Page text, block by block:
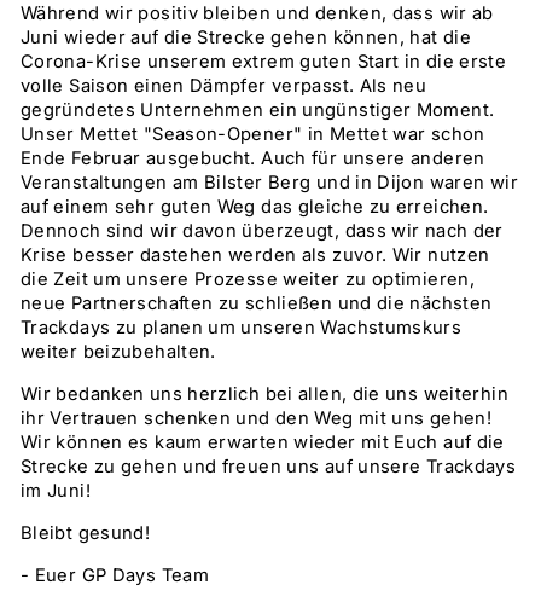
Während wir positiv bleiben und denken, dass wir ab
Juni wieder auf die Strecke gehen können, hat die
Corona-Krise unserem extrem guten Start in die erste
volle Saison einen Dämpfer verpasst. Als neu
gegründetes Unternehmen ein ungünstiger Moment.
Unser Mettet "Season-Opener" in Mettet war schon
Ende Februar ausgebucht. Auch für unsere anderen
Veranstaltungen am Bilster Berg und in Dijon waren wir
auf einem sehr guten Weg das gleiche zu erreichen.
Dennoch sind wir davon überzeugt, dass wir nach der
Krise besser dastehen werden als zuvor. Wir nutzen
die Zeit um unsere Prozesse weiter zu optimieren,
neue Partnerschaften zu schließen und die nächsten
Trackdays zu planen um unseren Wachstumskurs
weiter beizubehalten.
Wir bedanken uns herzlich bei allen, die uns weiterhin
ihr Vertrauen schenken und den Weg mit uns gehen!
Wir können es kaum erwarten wieder mit Euch auf die
Strecke zu gehen und freuen uns auf unsere Trackdays
im Juni!
Bleibt gesund!
- Euer GP Days Team